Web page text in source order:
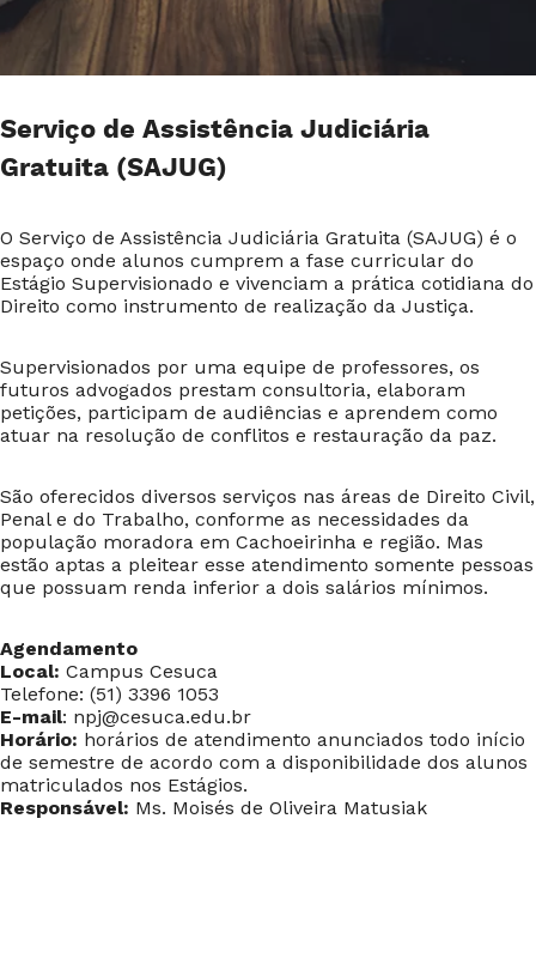
Serviço de Assistência Judiciária
Gratuita (SAJUG)
O Serviço de Assistência Judiciária Gratuita (SAJUG) é o
espaço onde alunos cumprem a fase curricular do
Estágio Supervisionado e vivenciam a prática cotidiana do
Direito como instrumento de realização da Justiça.
Supervisionados por uma equipe de professores, os
futuros advogados prestam consultoria, elaboram
petições, participam de audiências e aprendem como
atuar na resolução de conflitos e restauração da paz.
São oferecidos diversos serviços nas áreas de Direito Civil,
Penal e do Trabalho, conforme as necessidades da
população moradora em Cachoeirinha e região. Mas
estão aptas a pleitear esse atendimento somente pessoas
que possuam renda inferior a dois salários mínimos.
Agendamento
Local: Campus Cesuca
Telefone: (51) 3396 1053
E-mail: npj@cesuca.edu.br
Horário: horários de atendimento anunciados todo início
de semestre de acordo com a disponibilidade dos alunos
matriculados nos Estágios.
Responsável: Ms. Moisés de Oliveira Matusiak